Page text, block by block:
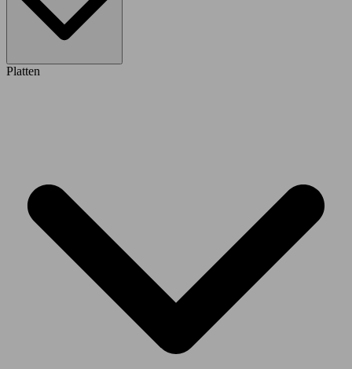
Platten